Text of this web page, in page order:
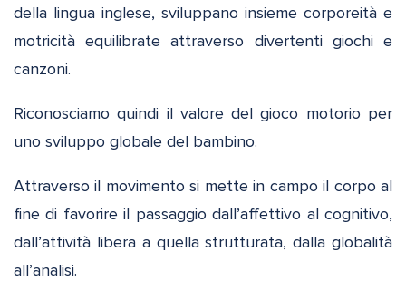
della lingua inglese, sviluppano insieme corporeità e
motricità equilibrate attraverso divertenti giochi e
canzoni.
Riconosciamo quindi il valore del gioco motorio per
uno sviluppo globale del bambino.
Attraverso il movimento si mette in campo il corpo al
fine di favorire il passaggio dall’affettivo al cognitivo,
dall’attività libera a quella strutturata, dalla globalità
all’analisi.